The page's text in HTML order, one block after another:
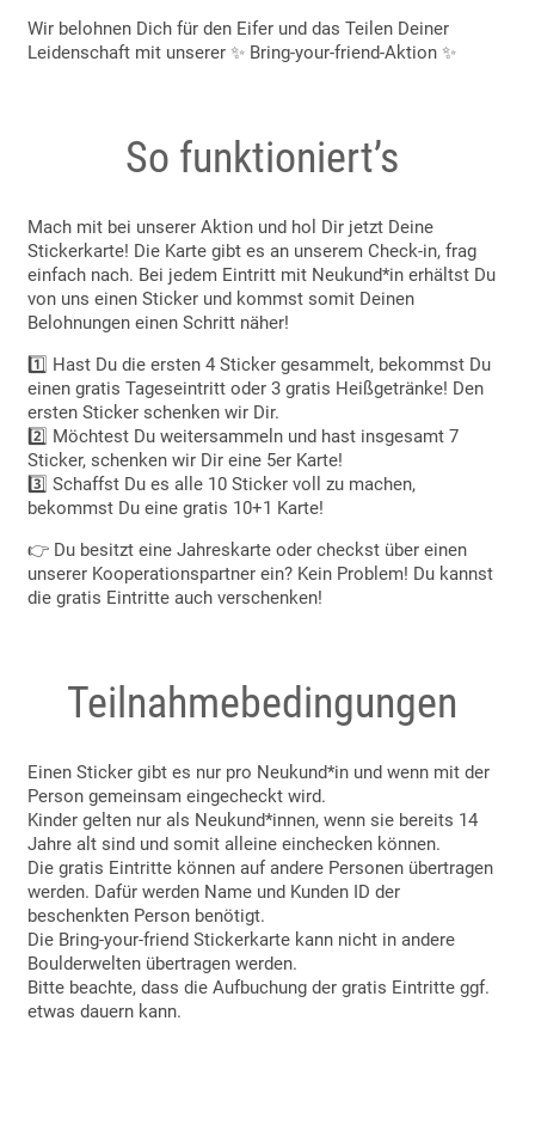
Wir belohnen Dich für den Eifer und das Teilen Deiner
Leidenschaft mit unserer ✨ Bring-your-friend-Aktion ✨
So funktioniert’s
Mach mit bei unserer Aktion und hol Dir jetzt Deine
Stickerkarte! Die Karte gibt es an unserem Check-in, frag
einfach nach. Bei jedem Eintritt mit Neukund*in erhältst Du
von uns einen Sticker und kommst somit Deinen
Belohnungen einen Schritt näher!
1️⃣ Hast Du die ersten 4 Sticker gesammelt, bekommst Du
einen gratis Tageseintritt oder 3 gratis Heißgetränke! Den
ersten Sticker schenken wir Dir.
2️⃣ Möchtest Du weitersammeln und hast insgesamt 7
Sticker, schenken wir Dir eine 5er Karte!
3️⃣ Schaffst Du es alle 10 Sticker voll zu machen,
bekommst Du eine gratis 10+1 Karte!
👉 Du besitzt eine Jahreskarte oder checkst über einen
unserer Kooperationspartner ein? Kein Problem! Du kannst
die gratis Eintritte auch verschenken!
Teilnahmebedingungen
Einen Sticker gibt es nur pro Neukund*in und wenn mit der
Person gemeinsam eingecheckt wird.
Kinder gelten nur als Neukund*innen, wenn sie bereits 14
Jahre alt sind und somit alleine einchecken können.
Die gratis Eintritte können auf andere Personen übertragen
werden. Dafür werden Name und Kunden ID der
beschenkten Person benötigt.
Die Bring-your-friend Stickerkarte kann nicht in andere
Boulderwelten übertragen werden.
Bitte beachte, dass die Aufbuchung der gratis Eintritte ggf.
etwas dauern kann.